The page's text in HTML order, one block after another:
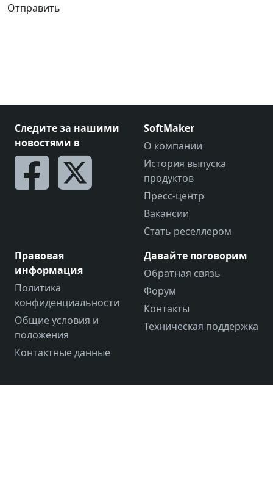
Отправить
Следите за нашими
новостями в
SoftMaker
О компании
История выпуска
продуктов
Пресс-центр
Вакансии
Стать реселлером
Правовая
информация
Политика
конфиденциальности
Общие условия и
положения
Контактные данные
Давайте поговорим
Обратная связь
Форум
Контакты
Техническая поддержка